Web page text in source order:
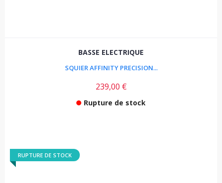
BASSE ELECTRIQUE
SQUIER AFFINITY PRECISION...
239,00 €
Rupture de stock
RUPTURE DE STOCK